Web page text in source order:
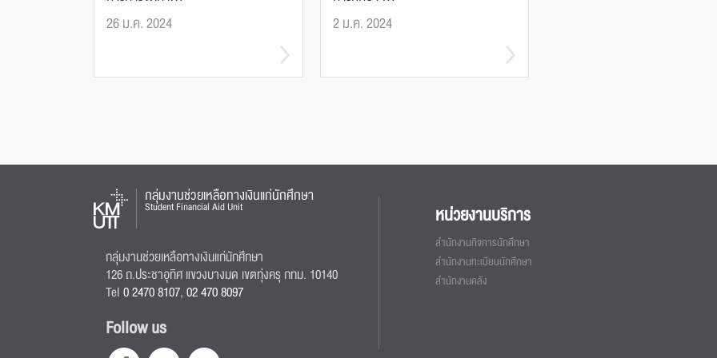
26 ม.ค. 2024
2 ม.ค. 2024
กลุ่มงานช่วยเหลือทางเงินแก่นักศึกษา
Student Financial Aid Unit
กลุ่มงานช่วยเหลือทางเงินแก่นักศึกษา
126 ถ.ประชาอุทิศ แขวงบางมด เขตทุ่งครุ กทม. 10140
Tel0 2470 8107,02 470 8097
Follow us
หน่วยงานบริการ
สำนักงานกิจการนักศึกษา
สำนักงานทะเบียนนักศึกษา
สำนักงานคลัง